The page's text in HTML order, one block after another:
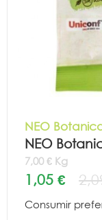
NEO
NEO
7,00 € Kg
1,05 €
Consumir